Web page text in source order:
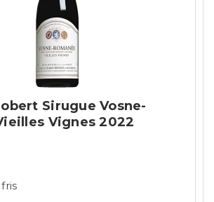
Sirugue Vosne-
Vignes 2022